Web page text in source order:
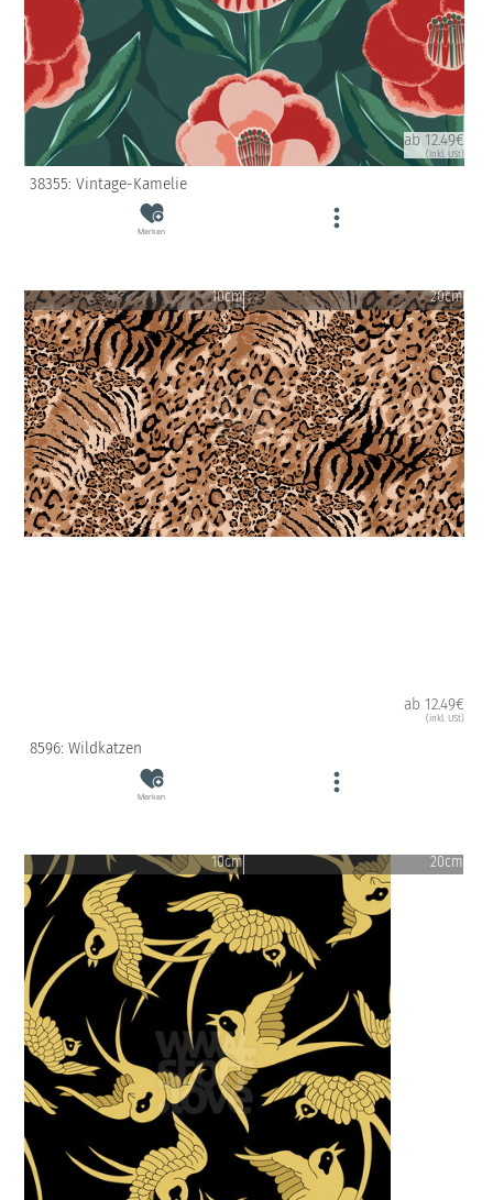
ab 12.49€
(inkl. USt)
38355: Vintage-Kamelie
Merken
10cm 20cm
ab 12.49€
(inkl. USt)
8596: Wildkatzen
Merken
10cm 20cm